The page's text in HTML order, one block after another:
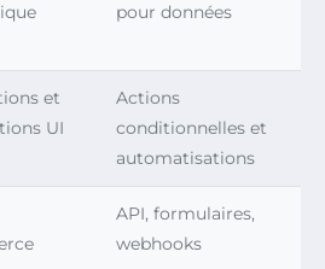
pour données
et
UI
Actions
conditionnelles et
automatisations
API, formulaires,
webhooks